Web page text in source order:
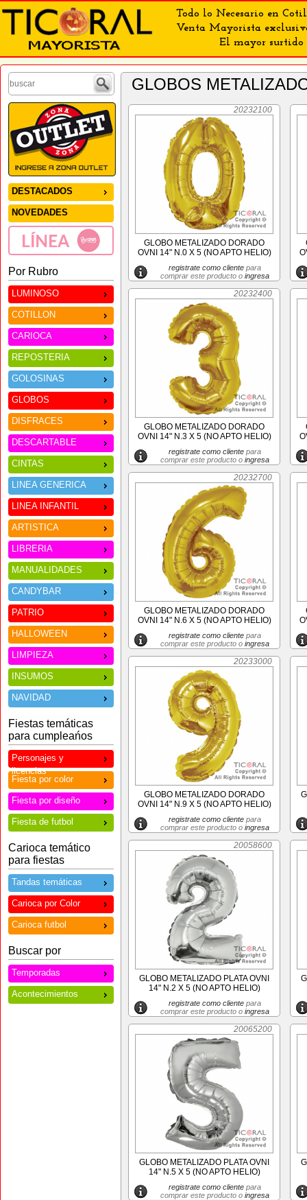
Todo lo Necesario en
Venta Mayorista
El mayor surtido
DESTACADOS
NOVEDADES
Por Rubro
LUMINOSO
COTILLON
CARIOCA
REPOSTERIA
GOLOSINAS
GLOBOS
DISFRACES
DESCARTABLE
CINTAS
LINEA GENERICA
LINEA INFANTIL
ARTISTICA
LIBRERIA
MANUALIDADES
CANDYBAR
PATRIO
HALLOWEEN
LIMPIEZA
INSUMOS
NAVIDAD
Fiestas temáticas
para cumpleańos
Personajes y
licencias
Fiesta por color
Fiesta por diseño
Fiesta de futbol
Carioca temático
para fiestas
Tandas temáticas
Carioca por Color
Carioca futbol
Buscar por
Temporadas
Acontecimientos
GLOBOS
20232100
GLOBO METALIZADO DORADO
OVNI 14" N.0 X 5 (NO APTO HELIO)
registrate como clientepara
comprar este producto o ingresa
20232400
GLOBO METALIZADO DORADO
OVNI 14" N.3 X 5 (NO APTO HELIO)
registrate como clientepara
comprar este producto o ingresa
20232700
GLOBO METALIZADO DORADO
OVNI 14" N.6 X 5 (NO APTO HELIO)
registrate como clientepara
comprar este producto o ingresa
20233000
GLOBO METALIZADO DORADO
OVNI 14" N.9 X 5 (NO APTO HELIO)
registrate como clientepara
comprar este producto o ingresa
20058600
GLOBO METALIZADO PLATA OVNI
14" N.2 X 5 (NO APTO HELIO)
registrate como clientepara
comprar este producto o ingresa
20065200
GLOBO METALIZADO PLATA OVNI
14" N.5 X 5 (NO APTO HELIO)
registrate como clientepara
comprar este producto o ingresa